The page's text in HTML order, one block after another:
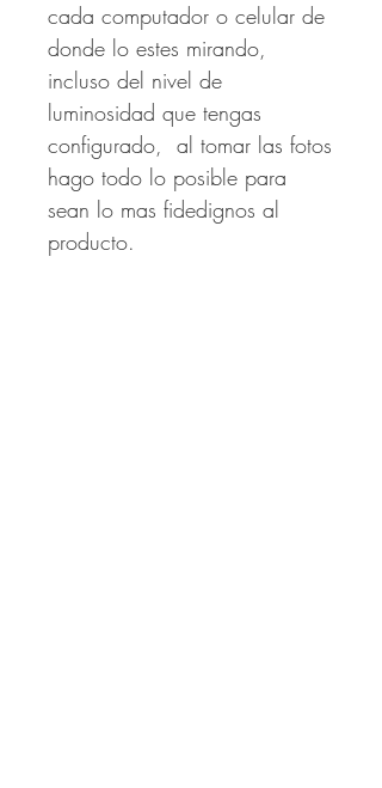
cada computador o celular de
donde lo estes mirando,
incluso del nivel de
luminosidad que tengas
configurado, al tomar las fotos
hago todo lo posible para
sean lo mas fidedignos al
producto.